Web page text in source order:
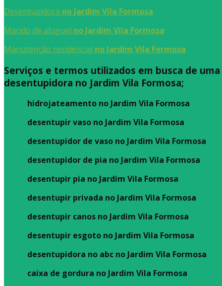
Desentupidora no Jardim Vila Formosa
Marido de aluguel no Jardim Vila Formosa
Manutenção residencial no Jardim Vila Formosa
Serviços e termos utilizados em busca de uma
desentupidora no Jardim Vila Formosa;
hidrojateamento no Jardim Vila Formosa
desentupir vaso no Jardim Vila Formosa
desentupidor de vaso no Jardim Vila Formosa
desentupidor de pia no Jardim Vila Formosa
desentupir pia no Jardim Vila Formosa
desentupir privada no Jardim Vila Formosa
desentupir canos no Jardim Vila Formosa
desentupir esgoto no Jardim Vila Formosa
desentupidora no abc no Jardim Vila Formosa
caixa de gordura no Jardim Vila Formosa